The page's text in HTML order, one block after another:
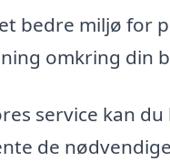
bedre miljø for
omkring din
service kan
de